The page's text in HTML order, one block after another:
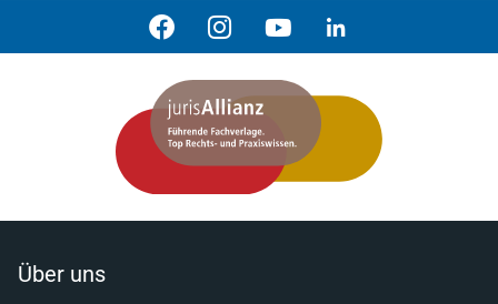
Über uns